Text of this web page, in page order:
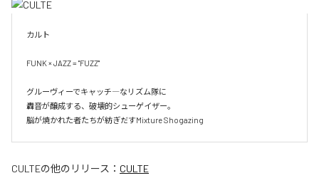
カルト
FUNK × JAZZ = "FUZZ"
グルーヴィーでキャッチ―なリズム隊に
轟音が醸成する、破壊的シューゲイザー。
脳が焼かれた者たちが紡ぎだすMixture Shogazing
CULTEの他のリリース： CULTE